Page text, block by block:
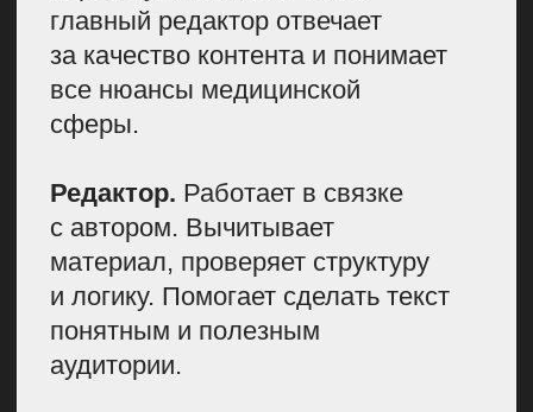
БЫВАЮТ ИСКЛЮЧЕНИЯ:
НАПРИМЕР,
В ЛАЙФХАКЕРЕ Я БЫЛА
ШЕФ-РЕДАКТОРОМ
И ЗАНИМАЛАСЬ
ФАКТЧЕКИНГОМ.
ОЧЕНЬ ПОМОГАЕТ МОЯ
БАЗА. Я УЧИЛАСЬ
В ХИМИКО-
БИОЛОГИЧЕСКОМ
КЛАССЕ
И В МАГИСТРАТУРЕ
ПО НАУЧНОЙ
КОММУНИКАЦИИ.